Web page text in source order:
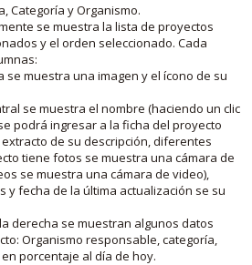
Categoría y Organismo.
se muestra la lista de proyectos
y el orden seleccionado. Cada
se muestra una imagen y el ícono de su
se muestra el nombre (haciendo un clic
podrá ingresar a la ficha del proyecto
de su descripción, diferentes
tiene fotos se muestra una cámara de
se muestra una cámara de video),
y fecha de la última actualización se su
derecha se muestran algunos datos
Organismo responsable, categoría,
porcentaje al día de hoy.